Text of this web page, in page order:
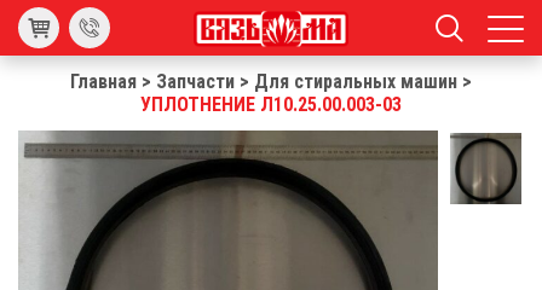
Главная > Запчасти > Для стиральных машин >
УПЛОТНЕНИЕ Л10.25.00.003-03